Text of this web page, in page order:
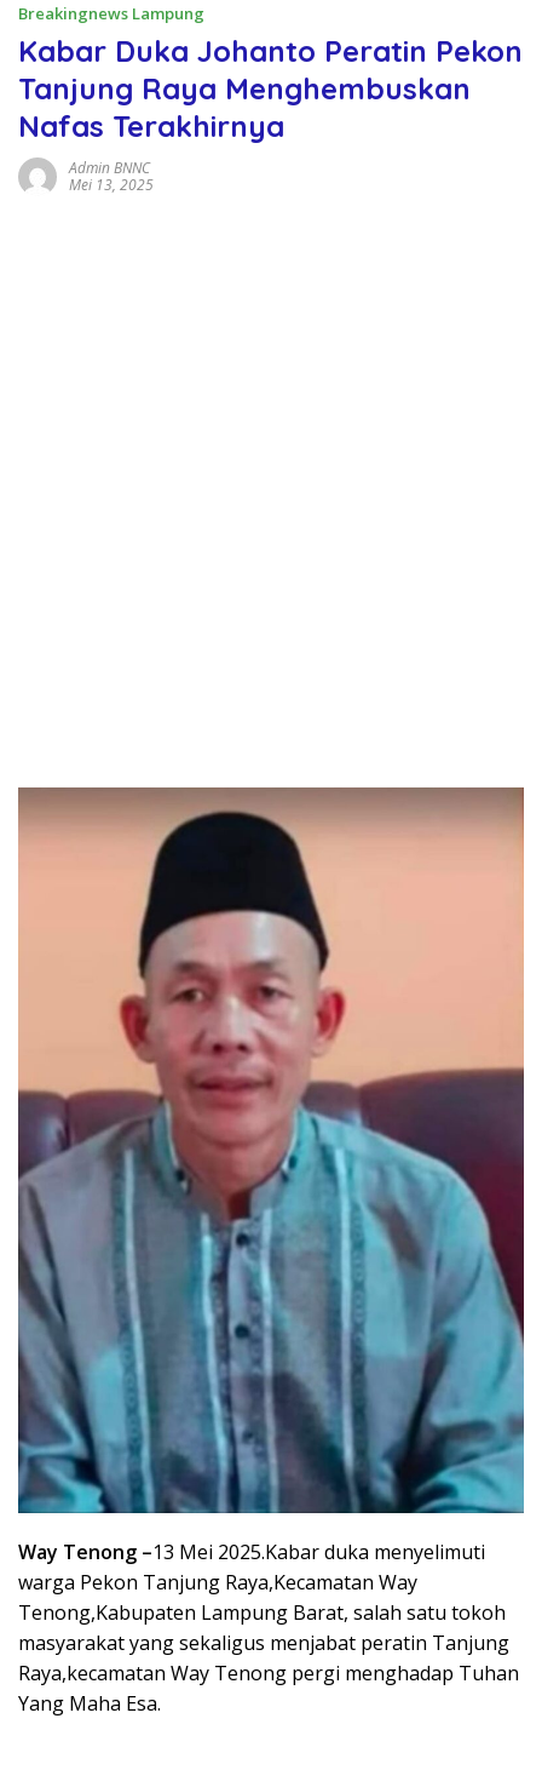
Breakingnews Lampung
Kabar Duka Johanto Peratin Pekon
Tanjung Raya Menghembuskan
Nafas Terakhirnya
Admin BNNC
Mei 13, 2025
Way Tenong –13 Mei 2025.Kabar duka menyelimuti
warga Pekon Tanjung Raya,Kecamatan Way
Tenong,Kabupaten Lampung Barat, salah satu tokoh
masyarakat yang sekaligus menjabat peratin Tanjung
Raya,kecamatan Way Tenong pergi menghadap Tuhan
Yang Maha Esa.